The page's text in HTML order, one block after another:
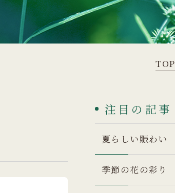
TOP
注目の記事
夏らしい賑わい
季節の花の彩り